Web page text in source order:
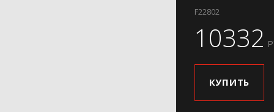
F22802
10332
КУПИТЬ